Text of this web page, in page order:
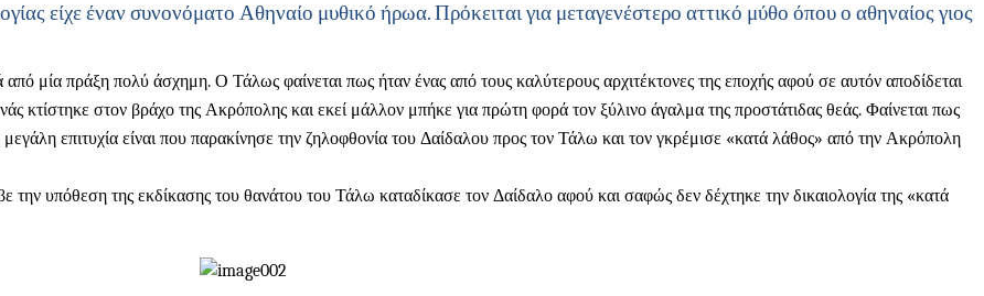
είχε έναν συνονόματο Αθηναίο μυθικό ήρωα. Πρόκειται για μεταγενέστερο αττικό μύθο όπου ο αθηναίος γιος
μία πράξη πολύ άσχημη. Ο Τάλως φαίνεται πως ήταν ένας από τους καλύτερους αρχιτέκτονες της εποχής αφού σε αυτόν αποδίδεται
κτίστηκε στον βράχο της Ακρόπολης και εκεί μάλλον μπήκε για πρώτη φορά τον ξύλινο άγαλμα της προστάτιδας θεάς. Φαίνεται πως
επιτυχία είναι που παρακίνησε την ζηλοφθονία του Δαίδαλου προς τον Τάλω και τον γκρέμισε «κατά λάθος» από την Ακρόπολη
υπόθεση της εκδίκασης του θανάτου του Τάλω καταδίκασε τον Δαίδαλο αφού και σαφώς δεν δέχτηκε την δικαιολογία της «κατά